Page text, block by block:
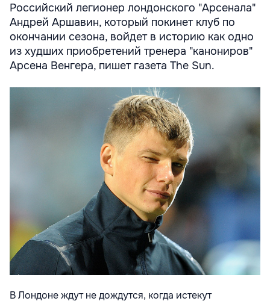
Российский легионер лондонского "Арсенала"
Андрей Аршавин, который покинет клуб по
окончании сезона, войдет в историю как одно
из худших приобретений тренера "канониров"
Арсена Венгера, пишет газета The Sun.
В Лондоне ждут не дождутся, когда истекут